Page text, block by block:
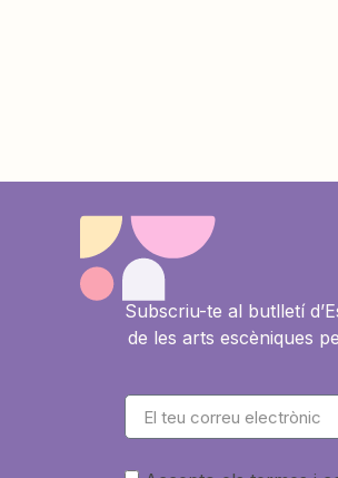
Subscriu-te al butlletí
de les arts escèniques